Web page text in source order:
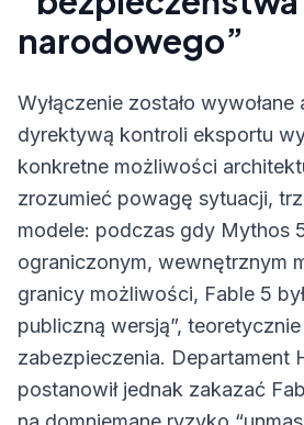
narodowego”
Wyłączenie zostało
dyrektywą kontroli eksportu
konkretne możliwości
zrozumieć powagę sytuacji,
modele: podczas gdy Mythos
ograniczonym, wewnętrznym
granicy możliwości, Fable 5
publiczną wersją”,
zabezpieczenia. Departament
postanowił jednak zakazać